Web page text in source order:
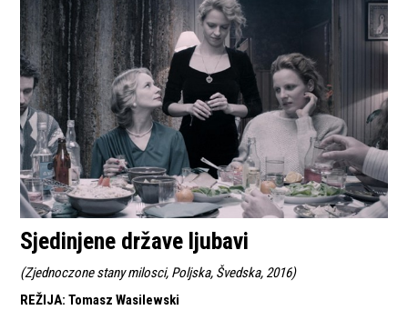
Sjedinjene države ljubavi
(Zjednoczone stany milosci, Poljska, Švedska, 2016)
REŽIJA: Tomasz Wasilewski